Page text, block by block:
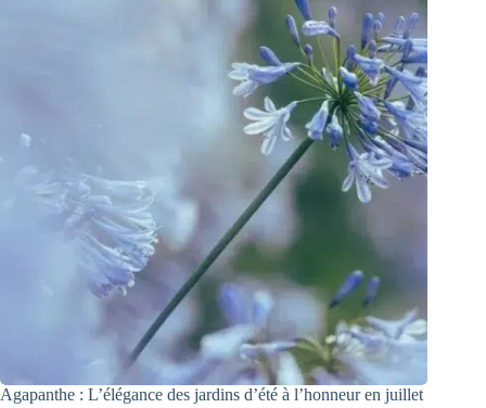
Agapanthe : L’élégance des jardins d’été à l’honneur en juillet